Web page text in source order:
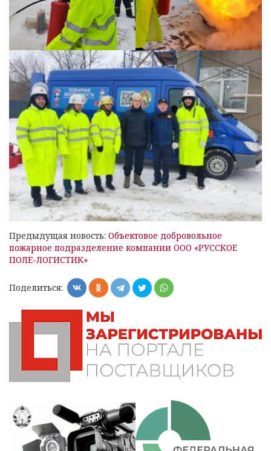
Предыдущая новость: Объектовое добровольное
пожарное подразделение компании ООО «РУССКОЕ
ПОЛЕ-ЛОГИСТИК»
Поделиться: